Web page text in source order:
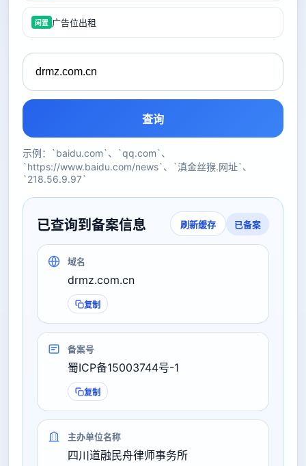
闲置 广告位出租
查询
示例：`baidu.com`、`qq.com`、
`https://www.baidu.com/news`、`滇金丝猴.网址`、
`218.56.9.97`
已查询到备案信息 刷新缓存 已备案
域名
drmz.com.cn
复制
备案号
蜀ICP备15003744号-1
复制
主办单位名称
四川道融民舟律师事务所